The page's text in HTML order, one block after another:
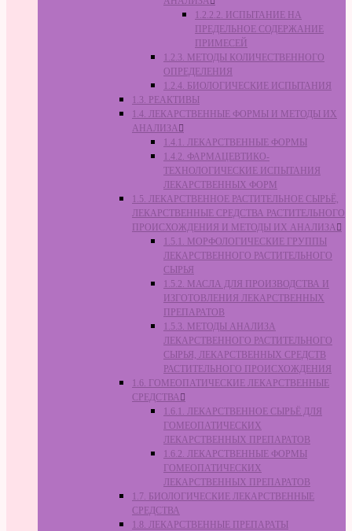
1.2.2.2. ИСПЫТАНИЕ НА
ПРЕДЕЛЬНОЕ СОДЕРЖАНИЕ
ПРИМЕСЕЙ
1.2.3. МЕТОДЫ КОЛИЧЕСТВЕННОГО
ОПРЕДЕЛЕНИЯ
1.2.4. БИОЛОГИЧЕСКИЕ ИСПЫТАНИЯ
1.3. РЕАКТИВЫ
1.4. ЛЕКАРСТВЕННЫЕ ФОРМЫ И МЕТОДЫ ИХ
АНАЛИЗА
1.4.1. ЛЕКАРСТВЕННЫЕ ФОРМЫ
1.4.2. ФАРМАЦЕВТИКО-
ТЕХНОЛОГИЧЕСКИЕ ИСПЫТАНИЯ
ЛЕКАРСТВЕННЫХ ФОРМ
1.5. ЛЕКАРСТВЕННОЕ РАСТИТЕЛЬНОЕ СЫРЬЁ,
ЛЕКАРСТВЕННЫЕ СРЕДСТВА РАСТИТЕЛЬНОГО
ПРОИСХОЖДЕНИЯ И МЕТОДЫ ИХ АНАЛИЗА
1.5.1. МОРФОЛОГИЧЕСКИЕ ГРУППЫ
ЛЕКАРСТВЕННОГО РАСТИТЕЛЬНОГО
СЫРЬЯ
1.5.2. МАСЛА ДЛЯ ПРОИЗВОДСТВА И
ИЗГОТОВЛЕНИЯ ЛЕКАРСТВЕННЫХ
ПРЕПАРАТОВ
1.5.3. МЕТОДЫ АНАЛИЗА
ЛЕКАРСТВЕННОГО РАСТИТЕЛЬНОГО
СЫРЬЯ, ЛЕКАРСТВЕННЫХ СРЕДСТВ
РАСТИТЕЛЬНОГО ПРОИСХОЖДЕНИЯ
1.6. ГОМЕОПАТИЧЕСКИЕ ЛЕКАРСТВЕННЫЕ
СРЕДСТВА
1.6.1. ЛЕКАРСТВЕННОЕ СЫРЬЁ ДЛЯ
ГОМЕОПАТИЧЕСКИХ
ЛЕКАРСТВЕННЫХ ПРЕПАРАТОВ
1.6.2. ЛЕКАРСТВЕННЫЕ ФОРМЫ
ГОМЕОПАТИЧЕСКИХ
ЛЕКАРСТВЕННЫХ ПРЕПАРАТОВ
1.7. БИОЛОГИЧЕСКИЕ ЛЕКАРСТВЕННЫЕ
СРЕДСТВА
1.8. ЛЕКАРСТВЕННЫЕ ПРЕПАРАТЫ